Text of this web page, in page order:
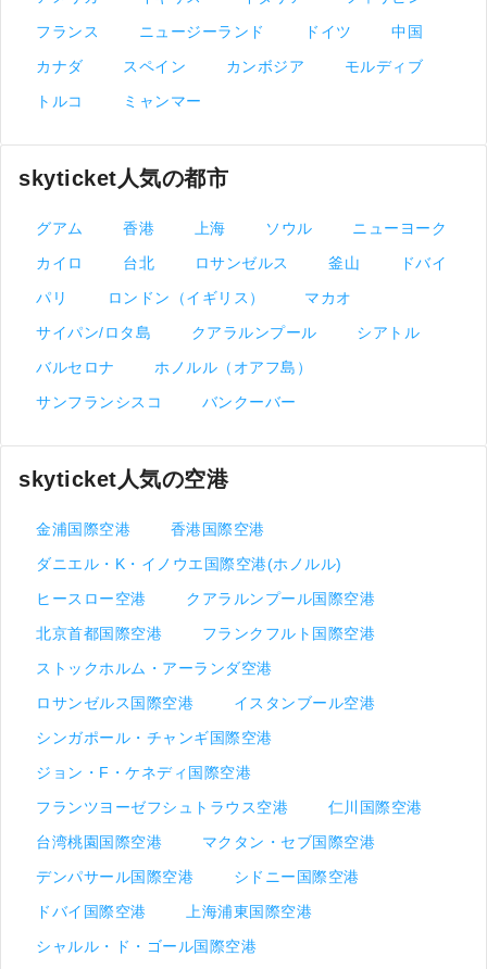
フランス
ニュージーランド ドイツ
中国
カナダ
スペイン カンボジア
モルディブ
トルコ
ミャンマー
skyticket人気の都市
グアム 香港 上海 ソウル
ニューヨーク
カイロ
台北 ロサンゼルス 釜山
ドバイ
パリ
ロンドン（イギリス）
マカオ
サイパン/ロタ島
クアラルンプール
シアトル
バルセロナ
ホノルル（オアフ島）
サンフランシスコ
バンクーバー
skyticket人気の空港
金浦国際空港
香港国際空港
ダニエル・K・イノウエ国際空港(ホノルル)
ヒースロー空港
クアラルンプール国際空港
北京首都国際空港
フランクフルト国際空港
ストックホルム・アーランダ空港
ロサンゼルス国際空港
イスタンブール空港
シンガポール・チャンギ国際空港
ジョン・F・ケネディ国際空港
フランツヨーゼフシュトラウス空港
仁川国際空港
台湾桃園国際空港
マクタン・セブ国際空港
デンパサール国際空港
シドニー国際空港
ドバイ国際空港
上海浦東国際空港
シャルル・ド・ゴール国際空港